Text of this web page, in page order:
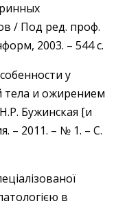
/ Под ред. проф.
2003. – 544 с.
у
тела и ожирением
Бужинская [и
– 2011. – № 1. – С.
в